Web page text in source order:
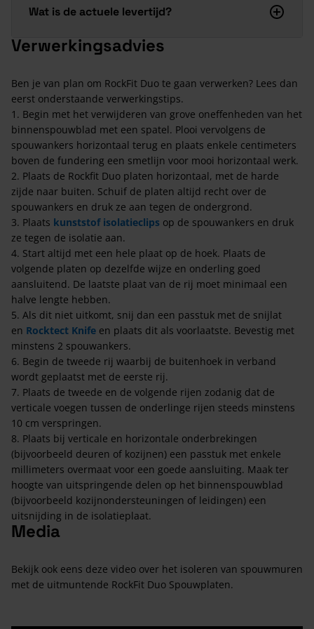
Wat is de actuele levertijd?
Verwerkingsadvies
Ben je van plan om RockFit Duo te gaan verwerken? Lees dan
eerst onderstaande verwerkingstips.
1. Begin met het verwijderen van grove oneffenheden van het
binnenspouwblad met een spatel. Plooi vervolgens de
spouwankers horizontaal terug en plaats enkele centimeters
boven de fundering een smetlijn voor mooi horizontaal werk.
2. Plaats de Rockfit Duo platen horizontaal, met de harde
zijde naar buiten. Schuif de platen altijd recht over de
spouwankers en druk ze aan tegen de ondergrond.
3. Plaats kunststof isolatieclips op de spouwankers en druk
ze tegen de isolatie aan.
4. Start altijd met een hele plaat op de hoek. Plaats de
volgende platen op dezelfde wijze en onderling goed
aansluitend. De laatste plaat van de rij moet minimaal een
halve lengte hebben.
5. Als dit niet uitkomt, snij dan een passtuk met de snijlat
en Rocktect Knife en plaats dit als voorlaatste. Bevestig met
minstens 2 spouwankers.
​6. Begin de tweede rij waarbij de buitenhoek in verband
wordt geplaatst met de eerste rij.
7. Plaats de tweede en de volgende rijen zodanig dat de
verticale voegen tussen de onderlinge rijen steeds minstens
10 cm verspringen.
8. Plaats bij verticale en horizontale onderbrekingen
(bijvoorbeeld deuren of kozijnen) een passtuk met enkele
millimeters overmaat voor een goede aansluiting. Maak ter
hoogte van uitspringende delen op het binnenspouwblad
(bijvoorbeeld kozijnondersteuningen of leidingen) een
uitsnijding in de isolatieplaat.
Media
Bekijk ook eens deze video over het isoleren van spouwmuren
met de uitmuntende RockFit Duo Spouwplaten.